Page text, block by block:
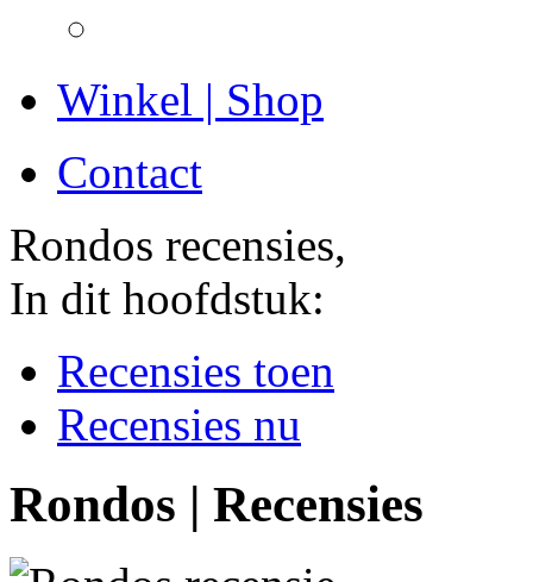
Winkel | Shop
Contact
Rondos recensies,
In dit hoofdstuk:
Recensies toen
Recensies nu
Rondos | Recensies